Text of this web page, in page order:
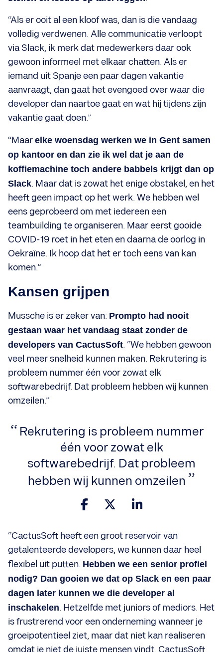
“Als er ooit al een kloof was, dan is die vandaag
volledig verdwenen. Alle communicatie verloopt
via Slack, ik merk dat medewerkers daar ook
gewoon informeel met elkaar chatten. Als er
iemand uit Spanje een paar dagen vakantie
aanvraagt, dan gaat het evengoed over waar die
developer dan naartoe gaat en wat hij tijdens zijn
vakantie gaat doen.”
“Maar elke woensdag werken we in Gent samen
op kantoor en dan zie ik wel dat je aan de
koffiemachine toch andere babbels krijgt dan op
Slack. Maar dat is zowat het enige obstakel, en het
heeft geen impact op het werk. We hebben wel
eens geprobeerd om met iedereen een
teambuilding te organiseren. Maar eerst gooide
COVID-19 roet in het eten en daarna de oorlog in
Oekraïne. Ik hoop dat het er toch eens van kan
komen.”
Kansen grijpen
Mussche is er zeker van: Prompto had nooit
gestaan waar het vandaag staat zonder de
developers van CactusSoft. “We hebben gewoon
veel meer snelheid kunnen maken. Rekrutering is
probleem nummer één voor zowat elk
softwarebedrijf. Dat probleem hebben wij kunnen
omzeilen.”
Rekrutering is probleem nummer
één voor zowat elk
softwarebedrijf. Dat probleem
hebben wij kunnen omzeilen
“CactusSoft heeft een groot reservoir van
getalenteerde developers, we kunnen daar heel
flexibel uit putten. Hebben we een senior profiel
nodig? Dan gooien we dat op Slack en een paar
dagen later kunnen we die developer al
inschakelen. Hetzelfde met juniors of mediors. Het
is frustrerend voor een onderneming wanneer je
groeipotentieel ziet, maar dat niet kan realiseren
omdat je niet de juiste mensen vindt. CactusSoft